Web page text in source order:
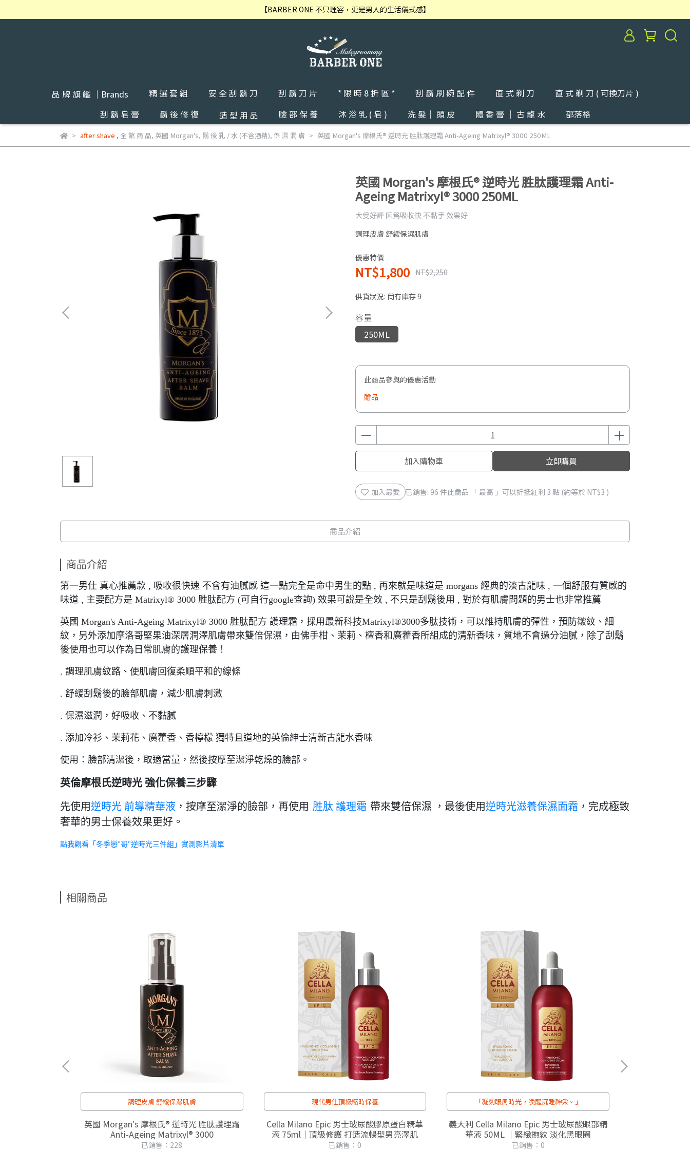
【BARBER ONE 不只理容，更是男人的生活儀式感】
品 牌 旗 艦 ｜Brands 精 選 套 組 安 全 刮 鬍 刀 刮 鬍 刀 片 * 限 時 8 折 區 * 刮 鬍 刷 碗 配 件 直 式 剃 刀
直 式 剃 刀 ( 可換刀片 )
刮 鬍 皂 膏
鬍 後 修 復 造 型 用 品 臉 部 保 養 沐 浴 乳 ( 皂 ) 洗 髮｜ 頭 皮 體 香 膏 ｜ 古 龍 水 部落格
after shave , 全 館 商 品, 英國 Morgan's, 鬍 後 乳 / 水 (不含酒精), 保 濕 潤 膚 英國 Morgan's 摩根氏® 逆時光 胜肽護理霜 Anti-Ageing Matrixyl® 3000 250ML
英國 Morgan's 摩根氏® 逆時光 胜肽護理霜 Anti-
Ageing Matrixyl® 3000 250ML
大受好評 因為吸收快 不黏手 效果好
調理皮膚 舒緩保濕肌膚
優惠特價
NT$1,800 NT$2,250
供貨狀況: 尚有庫存 9
容量
250ML
此商品參與的優惠活動
贈品
加入購物車 立即購買
加入最愛 已銷售: 96 件此商品 「 最高 」可以折抵紅利 3 點 (約等於 NT$3 )
商品介紹
商品介紹
第一男仕 真心推薦款 , 吸收很快速 不會有油膩感 這一點完全是命中男生的點 , 再來就是味道是 morgans 經典的淡古龍味 , 一個舒服有質感的
味道 , 主要配方是 Matrixyl® 3000 胜肽配方 (可自行google查詢) 效果可說是全效 , 不只是刮鬍後用 , 對於有肌膚問題的男士也非常推薦
英國 Morgan's Anti-Ageing Matrixyl® 3000 胜肽配方 護理霜，採用最新科技Matrixyl®3000多肽技術，可以維持肌膚的彈性，預防皺紋、細
紋，另外添加摩洛哥堅果油深層潤澤肌膚帶來雙倍保濕，由佛手柑、茉莉、檀香和廣藿香所組成的清新香味，質地不會過分油膩，除了刮鬍
後使用也可以作為日常肌膚的護理保養！
. 調理肌膚紋路、使肌膚回復柔順平和的線條
. 舒緩刮鬍後的臉部肌膚，減少肌膚刺激
. 保濕滋潤，好吸收、不黏膩
. 添加冷衫、茉莉花、廣藿香、香檸檬 獨特且道地的英倫紳士清新古龍水香味
使用：臉部清潔後，取適當量，然後按摩至潔淨乾燥的臉部。
英倫摩根氏逆時光 強化保養三步驟
先使用逆時光 前導精華液 ，按摩至潔淨的臉部，再使用 胜肽 護理霜 帶來雙倍保濕 ，最後使用逆時光滋養保濕面霜 ，完成極致
奢華的男士保養效果更好。
點我觀看「冬季戀"哥"逆時光三件組」實測影片清單
相關商品
調理皮膚 舒緩保濕肌膚
英國 Morgan's 摩根氏® 逆時光 胜肽護理霜
Anti-Ageing Matrixyl® 3000
已銷售：228
現代男仕頂級縮時保養
Cella Milano Epic 男士玻尿酸膠原蛋白精華
液 75ml｜頂級修護 打造流暢型男亮澤肌
已銷售：0
「凝刻眼周時光，喚醒沉睡神采。」
義大利 Cella Milano Epic 男士玻尿酸眼部精
華液 50ML ｜緊緻撫紋 淡化黑眼圈
已銷售：0